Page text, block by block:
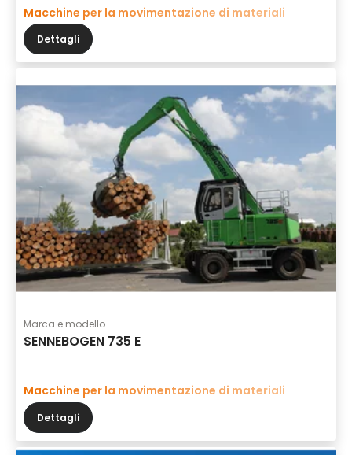
Macchine per la movimentazione di materiali
Dettagli
Marca e modello
SENNEBOGEN 735 E
Macchine per la movimentazione di materiali
Dettagli